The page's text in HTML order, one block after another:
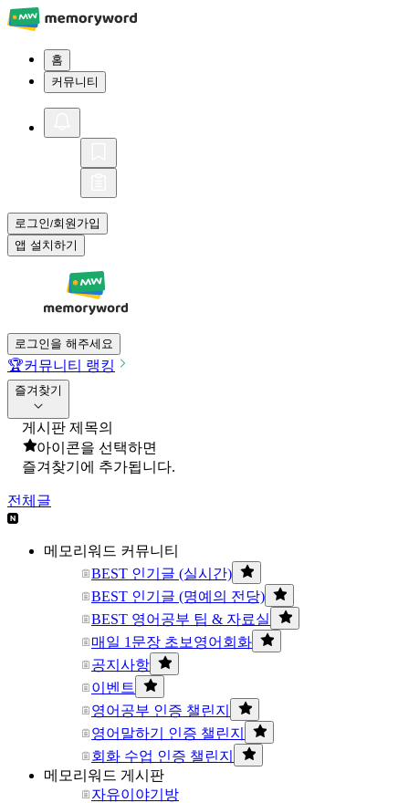
홈
커뮤니티
로그인/회원가입
앱 설치하기
로그인을 해주세요
🏆커뮤니티 랭킹
즐겨찾기
게시판 제목의
아이콘을 선택하면
즐겨찾기에 추가됩니다.
전체글
메모리워드 커뮤니티
BEST 인기글 (실시간)
BEST 인기글 (명예의 전당)
BEST 영어공부 팁 & 자료실
매일 1문장 초보영어회화
공지사항
이벤트
영어공부 인증 챌린지
영어말하기 인증 챌린지
회화 수업 인증 챌린지
메모리워드 게시판
자유이야기방